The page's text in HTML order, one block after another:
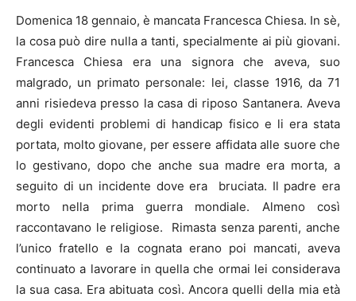
Domenica 18 gennaio, è mancata Francesca Chiesa. In sè,
la cosa può dire nulla a tanti, specialmente ai più giovani.
Francesca Chiesa era una signora che aveva, suo
malgrado, un primato personale: lei, classe 1916, da 71
anni risiedeva presso la casa di riposo Santanera. Aveva
degli evidenti problemi di handicap fisico e li era stata
portata, molto giovane, per essere affidata alle suore che
lo gestivano, dopo che anche sua madre era morta, a
seguito di un incidente dove era bruciata. Il padre era
morto nella prima guerra mondiale. Almeno così
raccontavano le religiose. Rimasta senza parenti, anche
l’unico fratello e la cognata erano poi mancati, aveva
continuato a lavorare in quella che ormai lei considerava
la sua casa. Era abituata così. Ancora quelli della mia età